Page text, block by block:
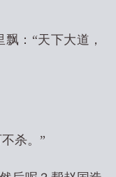
：“天下大道，
杀。”